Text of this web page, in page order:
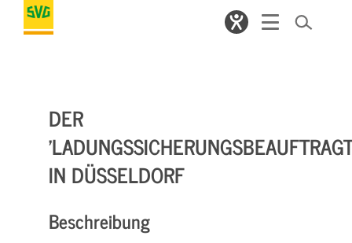
DER
IN DÜSSELDORF
Beschreibung